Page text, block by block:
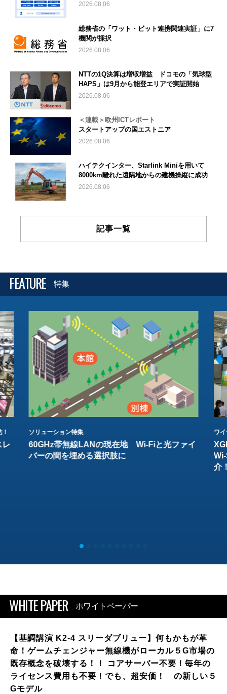
2026.08.06
総務省の「ワット・ビット連携関連実証」に7
機関が採択
2026.08.06
NTTの1Q決算は増収増益 ドコモの「気球型
HAPS」は9月から能登エリアで実証開始
2026.08.06
＜連載＞欧州ICTレポート
スタートアップの国エストニア
2026.08.06
ハイテクインター、Starlink Miniを用いて
8000km離れた遠隔地からの建機操縦に成功
2026.08.06
記事一覧
FEATURE 特集
レ
ソリューション特集
60GHz帯無線LANの現在地 Wi-Fiと光ファイ
バーの間を埋める選択肢に
ワ
介
WHITE PAPER ホワイトペーパー
【基調講演 K2-4 スリーダブリュー】何もかもが革
命！ゲームチェンジャー無線機がローカル５G市場の
既存概念を破壊する！！ コアサーバー不要！毎年の
ライセンス費用も不要！でも、超安価！ の新しい５
Gモデル